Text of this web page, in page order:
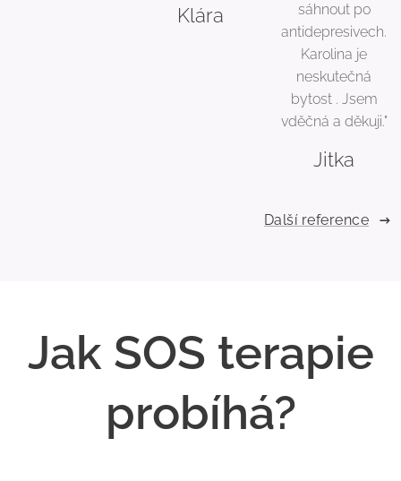
Klára
sáhnout po
antidepresivech.
Karolina je
neskutečná
bytost . Jsem
vděčná a děkuji."
Jitka
Další reference
Jak SOS terapie
probíhá?